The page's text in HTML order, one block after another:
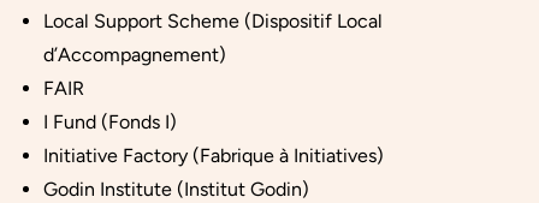
Local Support Scheme (Dispositif Local
d’Accompagnement)
FAIR
I Fund (Fonds I)
Initiative Factory (Fabrique à Initiatives)
Godin Institute (Institut Godin)